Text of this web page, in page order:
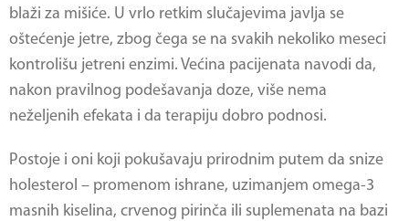
blaži za mišiće. U vrlo retkim slučajevima javlja se
oštećenje jetre, zbog čega se na svakih nekoliko meseci
kontrolišu jetreni enzimi. Većina pacijenata navodi da,
nakon pravilnog podešavanja doze, više nema
neželjenih efekata i da terapiju dobro podnosi.
Postoje i oni koji pokušavaju prirodnim putem da snize
holesterol – promenom ishrane, uzimanjem omega-3
masnih kiselina, crvenog pirinča ili suplemenata na bazi